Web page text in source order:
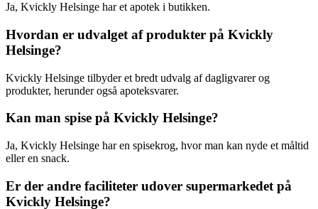
Ja, Kvickly Helsinge har et apotek i butikken.
Hvordan er udvalget af produkter på Kvickly
Helsinge?
Kvickly Helsinge tilbyder et bredt udvalg af dagligvarer og
produkter, herunder også apoteksvarer.
Kan man spise på Kvickly Helsinge?
Ja, Kvickly Helsinge har en spisekrog, hvor man kan nyde et måltid
eller en snack.
Er der andre faciliteter udover supermarkedet på
Kvickly Helsinge?